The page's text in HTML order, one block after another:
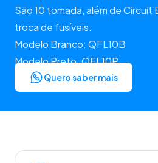
São 10 tomada, além de Circuit
troca de fusíveis.
Modelo Branco: QFL10B
Modelo Preto: QFL10P
Quero saber mais